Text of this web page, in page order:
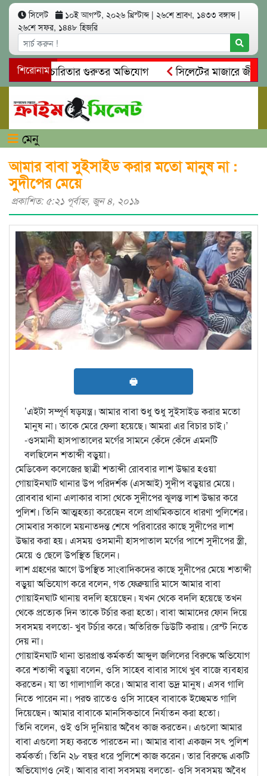
সিলেট ১০ই আগস্ট, ২০২৬ খ্রিস্টাব্দ | ২৬শে শ্রাবণ, ১৪৩৩ বঙ্গাব্দ |
২৬শে সফর, ১৪৪৮ হিজরি
শিরোনাম
ও স্বেচ্ছাচারিতার গুরুতর অভিযোগ
সিলেটের মাজারে
দলিল ফাঁস
গোয়াইনঘাটে প্রেমের ফাঁদে তরুণী পাচার:
মেনু
আমার বাবা সুইসাইড করার মতো মানুষ না :
সুদীপের মেয়ে
প্রকাশিত: ৫:২১ পূর্বাহ্ণ, জুন ৪, ২০১৯
🖶
’এইটা সম্পূর্ণ ষড়যন্ত্র। আমার বাবা শুধু শুধু সুইসাইড করার মতো
মানুষ না। তাকে মেরে ফেলা হয়েছে। আমরা এর বিচার চাই।’
-ওসমানী হাসপাতালের মর্গের সামনে কেঁদে কেঁদে এমনটি
বলছিলেন শতাব্দী বড়ুয়া।
মেডিকেল কলেজের ছাত্রী শতাব্দী রোববার লাশ উদ্ধার হওয়া
গোয়াইনঘাট থানার উপ পরিদর্শক (এসআই) সুদীপ বড়ুয়ার মেয়ে।
রোববার থানা এলাকার বাসা থেকে সুদীপের ঝুলন্ত লাশ উদ্ধার করে
পুলিশ। তিনি আত্মহত্যা করেছেন বলে প্রাথমিকভাবে ধারণা পুলিশের।
সোমবার সকালে ময়নাতদন্ত শেষে পরিবারের কাছে সুদীপের লাশ
উদ্ধার করা হয়। এসময় ওসমানী হাসপাতাল মর্গের পাশে সুদীপের স্ত্রী,
মেয়ে ও ছেলে উপস্থিত ছিলেন।
লাশ গ্রহণের আগে উপস্থিত সাংবাদিকদের কাছে সুদীপের মেয়ে শতাব্দী
বড়ুয়া অভিযোগ করে বলেন, গত ফেব্রুয়ারি মাসে আমার বাবা
গোয়াইনঘাট থানায় বদলি হয়েছেন। যখন থেকে বদলি হয়েছে তখন
থেকে প্রত্যেক দিন তাকে টর্চার করা হতো। বাবা আমাদের ফোন দিয়ে
সবসময় বলতো- খুব টর্চার করে। অতিরিক্ত ডিউটি করায়। রেস্ট নিতে
দেয় না।
গোয়াইনঘাট থানা ভারপ্রাপ্ত কর্মকর্তা আব্দুল জলিলের বিরুদ্ধে অভিযোগ
করে শতাব্দী বড়ুয়া বলেন, ওসি সাহেব বাবার সাথে খুব বাজে ব্যবহার
করতেন। যা তা গালাগালি করে। আমার বাবা ভদ্র মানুষ। এসব গালি
নিতে পারেন না। পরশু রাতেও ওসি সাহেব বাবাকে ইচ্ছেমত গালি
দিয়েছেন। আমার বাবাকে মানসিকভাবে নির্যাতন করা হতো।
তিনি বলেন, ওই ওসি দুনিয়ার অবৈধ কাজ করতেন। এগুলো আমার
বাবা এগুলো সহ্য করতে পারতেন না। আমার বাবা একজন সৎ পুলিশ
কর্মকর্তা। তিনি ২৮ বছর ধরে পুলিশে কাজ করেন। তার বিরুদ্ধে একটি
অভিযোগও নেই। আবার বাবা সবসময় বলতো- ওসি সবসময় অবৈধ